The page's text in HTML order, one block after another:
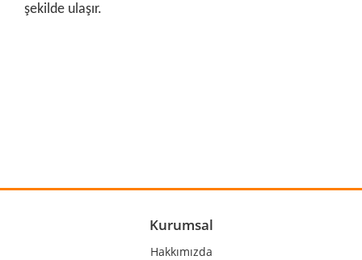
şekilde ulaşır.
Ürün açıklamasında eksik bilgiler bulunuyor.
Ürün bilgilerinde hatalar bulunuyor.
Kurumsal
Hakkımızda